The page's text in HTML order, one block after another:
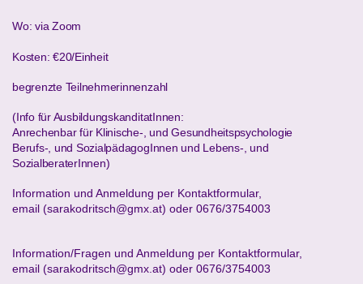
Wo: via Zoom
Kosten: €20/Einheit
begrenzte Teilnehmerinnenzahl
(Info für AusbildungskanditatInnen:
Anrechenbar für Klinische-, und Gesundheitspsychologie
Berufs-, und SozialpädagogInnen und Lebens-, und
SozialberaterInnen)
Information und Anmeldung per Kontaktformular,
email (sarakodritsch@gmx.at) oder 0676/3754003
Information/Fragen und Anmeldung per Kontaktformular,
email (sarakodritsch@gmx.at) oder 0676/3754003